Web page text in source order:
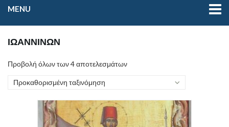
MENU
ΙΩΑΝΝΙΝΩΝ
Προβολή όλων των 4 αποτελεσμάτων
Προκαθορισμένη ταξινόμηση